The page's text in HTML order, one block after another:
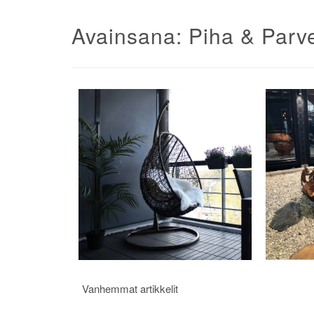
Avainsana: Piha &
Artikkelien
Vanhemmat artikkelit